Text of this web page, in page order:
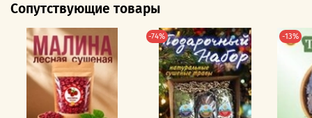
Сопутствующие товары
-74% -13%